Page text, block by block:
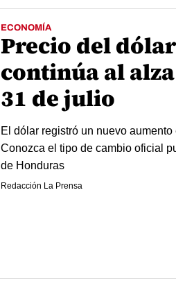
ECONOMÍA
Precio del
continúa al
31 de julio
El dólar registró un nuevo
Conozca el tipo de cambio oficial
de Honduras
Redacción La Prensa